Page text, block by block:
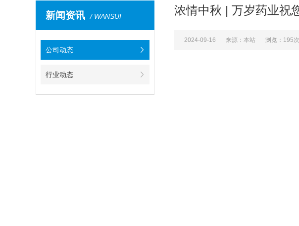
新闻资讯 / WANSUI
公司动态
行业动态
浓情中秋 | 万岁药业祝
2024-09-16 来源：本站 浏览：195次